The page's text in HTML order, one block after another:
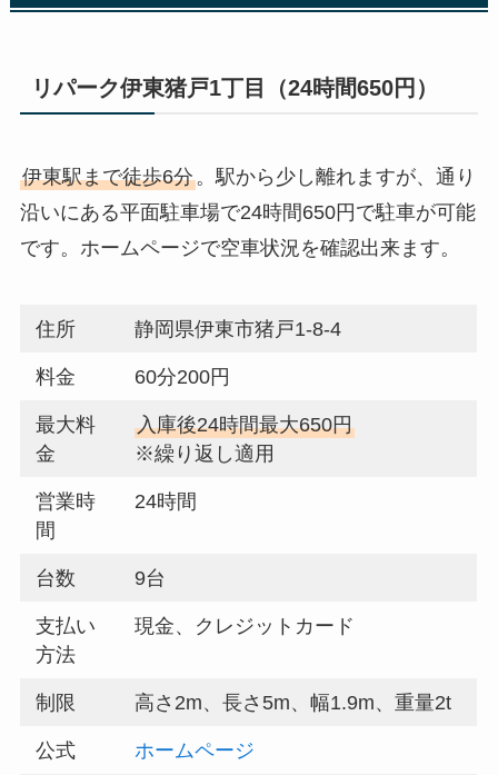
リパーク伊東猪戸1丁目（24時間650円）
伊東駅まで徒歩6分。駅から少し離れますが、通り
沿いにある平面駐車場で24時間650円で駐車が可能
です。ホームページで空車状況を確認出来ます。
住所 静岡県伊東市猪戸1-8-4
料金 60分200円
最大料
金
入庫後24時間最大650円
※繰り返し適用
営業時
間
24時間
台数 9台
支払い
方法
現金、クレジットカード
制限 高さ2m、長さ5m、幅1.9m、重量2t
公式 ホームページ